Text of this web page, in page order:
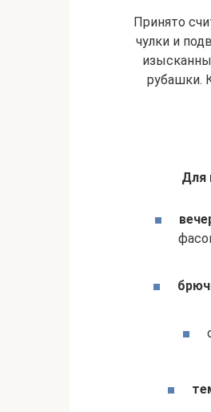
Принято
чулки и
рубашки.
Для